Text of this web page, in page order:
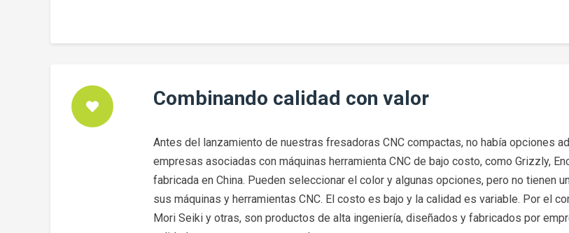
Combinando calidad con valor
Antes del lanzamiento de nuestras fresadoras CNC compactas, no había opciones
empresas asociadas con máquinas herramienta CNC de bajo costo, como Grizzly,
fabricada en China. Pueden seleccionar el color y algunas opciones, pero no tienen
sus máquinas y herramientas CNC. El costo es bajo y la calidad es variable. Por el
Mori Seiki y otras, son productos de alta ingeniería, diseñados y fabricados por